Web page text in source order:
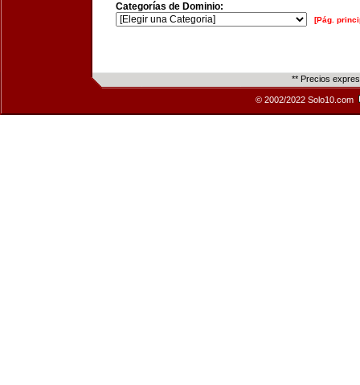
Categorías de Dominio:
[Pág.
** Precios
© 2002/2022 Solo10.com